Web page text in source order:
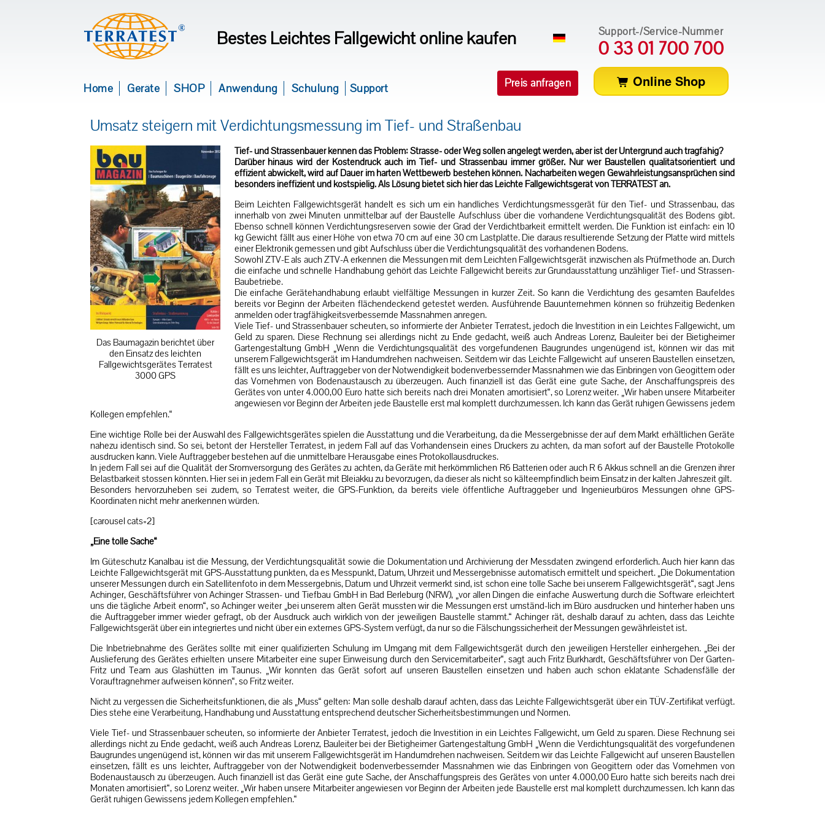
Bestes Leichtes Fallgewicht online kaufen Support-/Service-Nummer
0 33 01 700 700
Home Geräte SHOP Anwendung Schulung Support Preis anfragen Online Shop
Umsatz steigern mit Verdichtungsmessung im Tief- und Straßenbau
Das Baumagazin berichtet über
den Einsatz des leichten
Fallgewichtsgerätes Terratest
3000 GPS
Tief- und Strassenbauer kennen das Problem: Strasse- oder Weg sollen angelegt werden, aber ist der Untergrund auch tragfähig?
Darüber hinaus wird der Kostendruck auch im Tief- und Strassenbau immer größer. Nur wer Baustellen qualitätsorientiert und
effizient abwickelt, wird auf Dauer im harten Wettbewerb bestehen können. Nacharbeiten wegen Gewährleistungsansprüchen sind
besonders ineffizient und kostspielig. Als Lösung bietet sich hier das Leichte Fallgewichtsgerät von TERRATEST an.
Beim Leichten Fallgewichtsgerät handelt es sich um ein handliches Verdichtungsmessgerät für den Tief- und Strassenbau, das
innerhalb von zwei Minuten unmittelbar auf der Baustelle Aufschluss über die vorhandene Verdichtungsqualität des Bodens gibt.
Ebenso schnell können Verdichtungsreserven sowie der Grad der Verdichtbarkeit ermittelt werden. Die Funktion ist einfach: ein 10
kg Gewicht fällt aus einer Höhe von etwa 70 cm auf eine 30 cm Lastplatte. Die daraus resultierende Setzung der Platte wird mittels
einer Elektronik gemessen und gibt Aufschluss über die Verdichtungsqualität des vorhandenen Bodens.
Sowohl ZTV-E als auch ZTV-A erkennen die Messungen mit dem Leichten Fallgewichtsgerät inzwischen als Prüfmethode an. Durch
die einfache und schnelle Handhabung gehört das Leichte Fallgewicht bereits zur Grundausstattung unzähliger Tief- und Strassen-
Baubetriebe.
Die einfache Gerätehandhabung erlaubt vielfältige Messungen in kurzer Zeit. So kann die Verdichtung des gesamten Baufeldes
bereits vor Beginn der Arbeiten flächendeckend getestet werden. Ausführende Bauunternehmen können so frühzeitig Bedenken
anmelden oder tragfähigkeitsverbessernde Massnahmen anregen.
Viele Tief- und Strassenbauer scheuten, so informierte der Anbieter Terratest, jedoch die Investition in ein Leichtes Fallgewicht, um
Geld zu sparen. Diese Rechnung sei allerdings nicht zu Ende gedacht, weiß auch Andreas Lorenz, Bauleiter bei der Bietigheimer
Gartengestaltung GmbH „Wenn die Verdichtungsqualität des vorgefundenen Baugrundes ungenügend ist, können wir das mit
unserem Fallgewichtsgerät im Handumdrehen nachweisen. Seitdem wir das Leichte Fallgewicht auf unseren Baustellen einsetzen,
fällt es uns leichter, Auftraggeber von der Notwendigkeit bodenverbessernder Massnahmen wie das Einbringen von Geogittern oder
das Vornehmen von Bodenaustausch zu überzeugen. Auch finanziell ist das Gerät eine gute Sache, der Anschaffungspreis des
Gerätes von unter 4.000,00 Euro hatte sich bereits nach drei Monaten amortisiert“, so Lorenz weiter. „Wir haben unsere Mitarbeiter
angewiesen vor Beginn der Arbeiten jede Baustelle erst mal komplett durchzumessen. Ich kann das Gerät ruhigen Gewissens jedem
Kollegen empfehlen.“
Eine wichtige Rolle bei der Auswahl des Fallgewichtsgerätes spielen die Ausstattung und die Verarbeitung, da die Messergebnisse der auf dem Markt erhältlichen Geräte
nahezu identisch sind. So sei, betont der Hersteller Terratest, in jedem Fall auf das Vorhandensein eines Druckers zu achten, da man sofort auf der Baustelle Protokolle
ausdrucken kann. Viele Auftraggeber bestehen auf die unmittelbare Herausgabe eines Protokollausdruckes.
In jedem Fall sei auf die Qualität der Sromversorgung des Gerätes zu achten, da Geräte mit herkömmlichen R6 Batterien oder auch R 6 Akkus schnell an die Grenzen ihrer
Belastbarkeit stossen könnten. Hier sei in jedem Fall ein Gerät mit Bleiakku zu bevorzugen, da dieser als nicht so kälteempfindlich beim Einsatz in der kalten Jahreszeit gilt.
Besonders hervorzuheben sei zudem, so Terratest weiter, die GPS-Funktion, da bereits viele öffentliche Auftraggeber und Ingenieurbüros Messungen ohne GPS-
Koordinaten nicht mehr anerkennen würden.
[carousel cats=2]
„Eine tolle Sache“
Im Güteschutz Kanalbau ist die Messung, der Verdichtungsqualität sowie die Dokumentation und Archivierung der Messdaten zwingend erforderlich. Auch hier kann das
Leichte Fallgewichtsgerät mit GPS-Ausstattung punkten, da es Messpunkt, Datum, Uhrzeit und Messergebnisse automatisch ermittelt und speichert. „Die Dokumentation
unserer Messungen durch ein Satellitenfoto in dem Messergebnis, Datum und Uhrzeit vermerkt sind, ist schon eine tolle Sache bei unserem Fallgewichtsgerät“, sagt Jens
Achinger, Geschäftsführer von Achinger Strassen- und Tiefbau GmbH in Bad Berleburg (NRW), „vor allen Dingen die einfache Auswertung durch die Software erleichtert
uns die tägliche Arbeit enorm“, so Achinger weiter „bei unserem alten Gerät mussten wir die Messungen erst umständ-lich im Büro ausdrucken und hinterher haben uns
die Auftraggeber immer wieder gefragt, ob der Ausdruck auch wirklich von der jeweiligen Baustelle stammt.“ Achinger rät, deshalb darauf zu achten, dass das Leichte
Fallgewichtsgerät über ein integriertes und nicht über ein externes GPS-System verfügt, da nur so die Fälschungssicherheit der Messungen gewährleistet ist.
Die Inbetriebnahme des Gerätes sollte mit einer qualifizierten Schulung im Umgang mit dem Fallgewichtsgerät durch den jeweiligen Hersteller einhergehen. „Bei der
Auslieferung des Gerätes erhielten unsere Mitarbeiter eine super Einweisung durch den Servicemitarbeiter“, sagt auch Fritz Burkhardt, Geschäftsführer von Der Garten-
Fritz und Team aus Glashütten im Taunus. „Wir konnten das Gerät sofort auf unseren Baustellen einsetzen und haben auch schon eklatante Schadensfälle der
Vorauftragnehmer aufweisen können“, so Fritz weiter.
Nicht zu vergessen die Sicherheitsfunktionen, die als „Muss“ gelten: Man solle deshalb darauf achten, dass das Leichte Fallgewichtsgerät über ein TÜV-Zertifikat verfügt.
Dies stehe eine Verarbeitung, Handhabung und Ausstattung entsprechend deutscher Sicherheitsbestimmungen und Normen.
Viele Tief- und Strassenbauer scheuten, so informierte der Anbieter Terratest, jedoch die Investition in ein Leichtes Fallgewicht, um Geld zu sparen. Diese Rechnung sei
allerdings nicht zu Ende gedacht, weiß auch Andreas Lorenz, Bauleiter bei der Bietigheimer Gartengestaltung GmbH „Wenn die Verdichtungsqualität des vorgefundenen
Baugrundes ungenügend ist, können wir das mit unserem Fallgewichtsgerät im Handumdrehen nachweisen. Seitdem wir das Leichte Fallgewicht auf unseren Baustellen
einsetzen, fällt es uns leichter, Auftraggeber von der Notwendigkeit bodenverbessernder Massnahmen wie das Einbringen von Geogittern oder das Vornehmen von
Bodenaustausch zu überzeugen. Auch finanziell ist das Gerät eine gute Sache, der Anschaffungspreis des Gerätes von unter 4.000,00 Euro hatte sich bereits nach drei
Monaten amortisiert“, so Lorenz weiter. „Wir haben unsere Mitarbeiter angewiesen vor Beginn der Arbeiten jede Baustelle erst mal komplett durchzumessen. Ich kann das
Gerät ruhigen Gewissens jedem Kollegen empfehlen.“